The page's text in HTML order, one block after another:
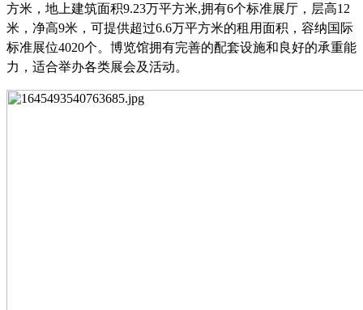
方米，地上建筑面积9.23万平方米,拥有6个标准展厅，层高12
米，净高9米，可提供超过6.6万平方米的租用面积，容纳国际
标准展位4020个。博览馆拥有完善的配套设施和良好的承重能
力，适合举办各类展会及活动。